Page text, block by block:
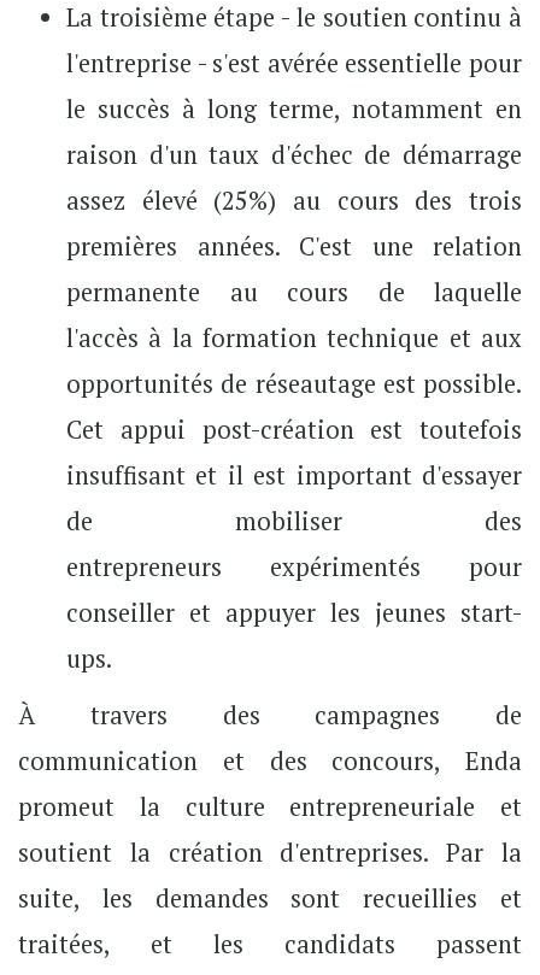
La troisième étape - le soutien continu à
l'entreprise - s'est avérée essentielle pour
le succès à long terme, notamment en
raison d'un taux d'échec de démarrage
assez élevé (25%) au cours des trois
premières années. C'est une relation
permanente au cours de laquelle
l'accès à la formation technique et aux
opportunités de réseautage est possible.
Cet appui post-création est toutefois
insuffisant et il est important d'essayer
de mobiliser des
entrepreneurs expérimentés pour
conseiller et appuyer les jeunes start-
ups.
À travers des campagnes de
communication et des concours, Enda
promeut la culture entrepreneuriale et
soutient la création d'entreprises. Par la
suite, les demandes sont recueillies et
traitées, et les candidats passent